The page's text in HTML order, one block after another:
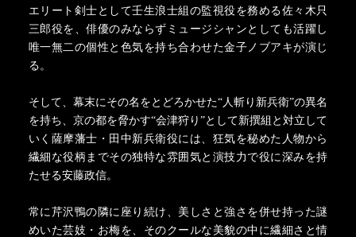
エリート剣士として壬生浪士組の監視役を務める佐々木只
三郎役を、俳優のみならずミュージシャンとしても活躍し
唯一無二の個性と色気を持ち合わせた金子ノブアキが演じ
る。
そして、幕末にその名をとどろかせた“人斬り新兵衛”の異名
を持ち、京の都を脅かす“会津狩り”として新撰組と対立して
いく薩摩藩士・田中新兵衛役には、狂気を秘めた人物から
繊細な役柄までその独特な雰囲気と演技力で役に深みを持
たせる安藤政信。
常に芹沢鴨の隣に座り続け、美しさと強さを併せ持った謎
めいた芸妓・お梅を、そのクールな美貌の中に繊細さと情